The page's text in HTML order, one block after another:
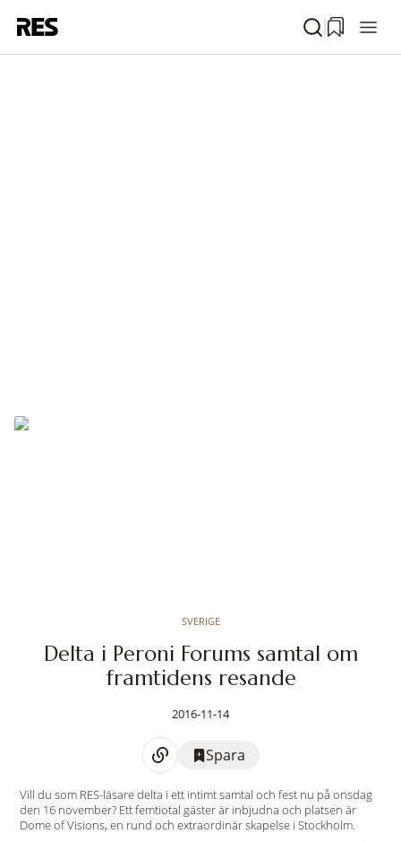
SVERIGE
Delta i Peroni Forums samtal om
framtidens resande
2016-11-14
Spara
Vill du som RES-läsare delta i ett intimt samtal och fest nu på onsdag
den 16 november? Ett femtiotal gäster är inbjudna och platsen är
Dome of Visions, en rund och extraordinär skapelse i Stockholm.